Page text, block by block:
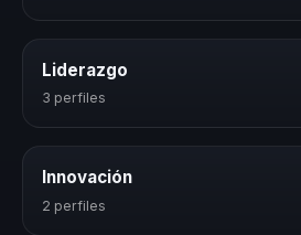
Liderazgo
3 perfiles
Innovación
2 perfiles